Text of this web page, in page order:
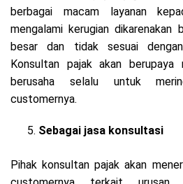
berbagai macam layanan
mengalami kerugian dikarenakan
besar dan tidak sesuai
Konsultan pajak akan berupaya
berusaha selalu untuk
customernya.
Sebagai jasa konsultasi
Pihak konsultan pajak akan